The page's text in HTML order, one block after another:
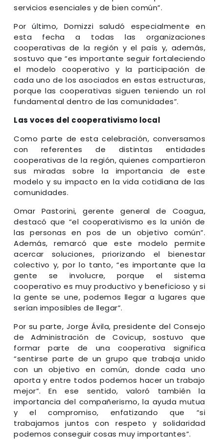
servicios esenciales y de bien común”.
Por último, Domizzi saludó especialmente en
esta fecha a todas las organizaciones
cooperativas de la región y el país y, además,
sostuvo que “es importante seguir fortaleciendo
el modelo cooperativo y la participación de
cada uno de los asociados en estas estructuras,
porque las cooperativas siguen teniendo un rol
fundamental dentro de las comunidades”.
Las voces del cooperativismo local
Como parte de esta celebración, conversamos
con referentes de distintas entidades
cooperativas de la región, quienes compartieron
sus miradas sobre la importancia de este
modelo y su impacto en la vida cotidiana de las
comunidades.
Omar Pastorini, gerente general de Coagua,
destacó que “el cooperativismo es la unión de
las personas en pos de un objetivo común”.
Además, remarcó que este modelo permite
acercar soluciones, priorizando el bienestar
colectivo y, por lo tanto, “es importante que la
gente se involucre, porque el sistema
cooperativo es muy productivo y beneficioso y si
la gente se une, podemos llegar a lugares que
serían imposibles de llegar”.
Por su parte, Jorge Ávila, presidente del Consejo
de Administración de Covicup, sostuvo que
formar parte de una cooperativa significa
“sentirse parte de un grupo que trabaja unido
con un objetivo en común, donde cada uno
aporta y entre todos podemos hacer un trabajo
mejor”. En ese sentido, valoró también la
importancia del compañerismo, la ayuda mutua
y el compromiso, enfatizando que “si
trabajamos juntos con respeto y solidaridad
podemos conseguir cosas muy importantes”.